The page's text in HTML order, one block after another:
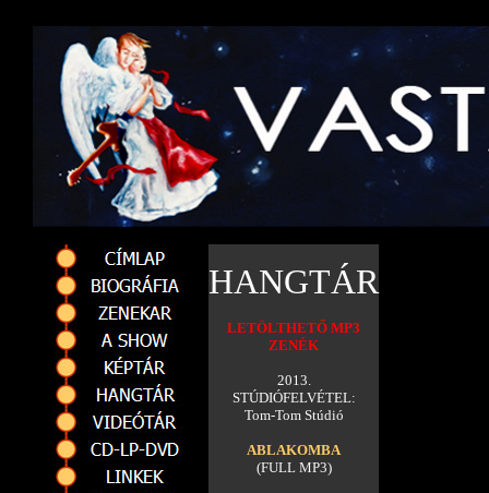
HANGTÁR
LETÖLTHETŐ MP3
ZENÉK
2013.
STÚDIÓFELVÉTEL:
Tom-Tom Stúdió
ABLAKOMBA
(FULL MP3)